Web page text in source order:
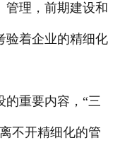
管理，前期建设和
验着企业的精细化
重要内容，“三
不开精细化的管